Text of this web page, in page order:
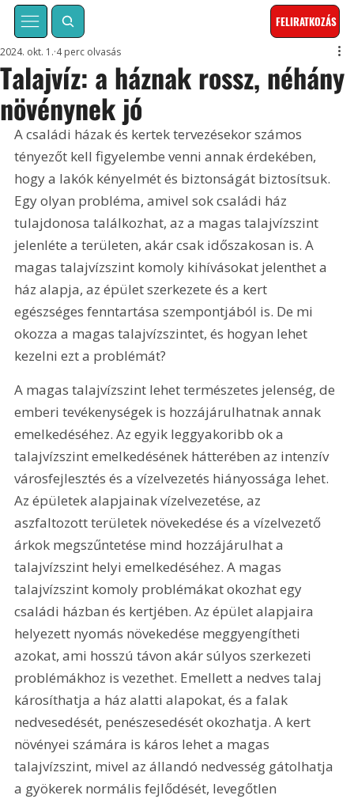
FELIRATKOZÁS
Talajvíz: a háznak rossz, néhány
növénynek jó
2024. okt. 1. 4 perc olvasás
A családi házak és kertek tervezésekor számos
tényezőt kell figyelembe venni annak érdekében,
hogy a lakók kényelmét és biztonságát biztosítsuk.
Egy olyan probléma, amivel sok családi ház
tulajdonosa találkozhat, az a magas talajvízszint
jelenléte a területen, akár csak időszakosan is. A
magas talajvízszint komoly kihívásokat jelenthet a
ház alapja, az épület szerkezete és a kert
egészséges fenntartása szempontjából is. De mi
okozza a magas talajvízszintet, és hogyan lehet
kezelni ezt a problémát?
A magas talajvízszint lehet természetes jelenség, de
emberi tevékenységek is hozzájárulhatnak annak
emelkedéséhez. Az egyik leggyakoribb ok a
talajvízszint emelkedésének hátterében az intenzív
városfejlesztés és a vízelvezetés hiányossága lehet.
Az épületek alapjainak vízelvezetése, az
aszfaltozott területek növekedése és a vízelvezető
árkok megszűntetése mind hozzájárulhat a
talajvízszint helyi emelkedéséhez. A magas
talajvízszint komoly problémá­kat okozhat egy
családi házban és kertjében. Az épület alapjaira
helyezett nyomás növekedése meggyengítheti
azokat, ami hosszú távon akár súlyos szerkezeti
problémákhoz is vezethet. Emellett a nedves talaj
károsíthatja a ház alatti alapokat, és a falak
nedvesedését, penészesedését okozhatja. A kert
növényei számára is káros lehet a magas
talajvízszint, mivel az állandó nedvesség gátolhatja
a gyökerek normális fejlődését, levegőtlen